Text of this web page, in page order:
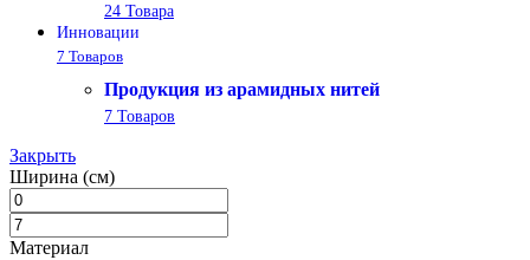
24 Товара
Инновации
7 Товаров
Продукция из арамидных нитей
7 Товаров
Закрыть
Ширина (см)
Материал